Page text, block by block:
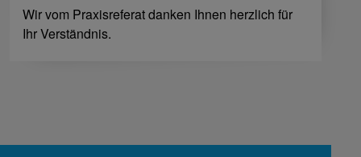
Wir vom Praxisreferat danken Ihnen herzlich für
Ihr Verständnis.